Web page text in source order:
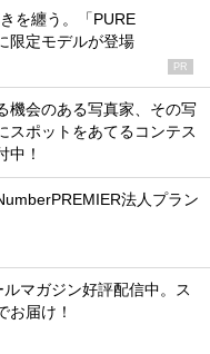
を纏う。「PURE
限定モデルが登場
PR
機会のある写真家、その写
スポットをあてるコンテス
中！
法人プラン
ルマガジン好評配信中。ス
お届け！